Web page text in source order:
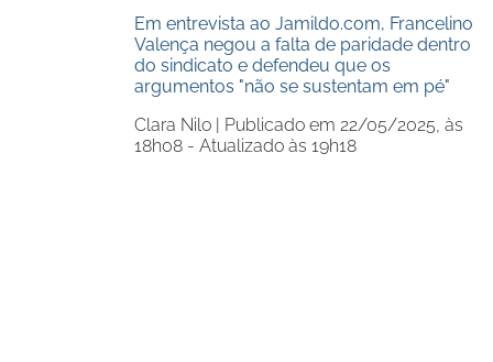
Em entrevista ao Jamildo.com, Francelino
Valença negou a falta de paridade dentro
do sindicato e defendeu que os
argumentos "não se sustentam em pé"
Clara Nilo | Publicado em 22/05/2025, às
18h08 - Atualizado às 19h18